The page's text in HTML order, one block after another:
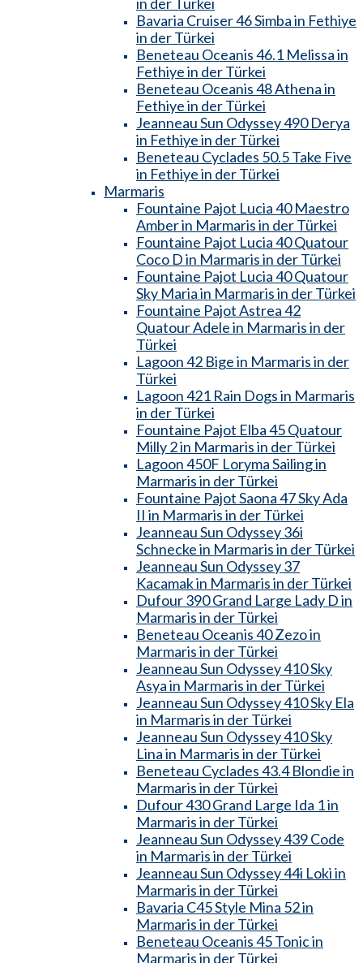
Bavaria Cruiser 46 Simba in Fethiye
in der Türkei
Beneteau Oceanis 46.1 Melissa in
Fethiye in der Türkei
Beneteau Oceanis 48 Athena in
Fethiye in der Türkei
Jeanneau Sun Odyssey 490 Derya
in Fethiye in der Türkei
Beneteau Cyclades 50.5 Take Five
in Fethiye in der Türkei
Marmaris
Fountaine Pajot Lucia 40 Maestro
Amber in Marmaris in der Türkei
Fountaine Pajot Lucia 40 Quatour
Coco D in Marmaris in der Türkei
Fountaine Pajot Lucia 40 Quatour
Sky Maria in Marmaris in der Türkei
Fountaine Pajot Astrea 42
Quatour Adele in Marmaris in der
Türkei
Lagoon 42 Bige in Marmaris in der
Türkei
Lagoon 421 Rain Dogs in Marmaris
in der Türkei
Fountaine Pajot Elba 45 Quatour
Milly 2 in Marmaris in der Türkei
Lagoon 450F Loryma Sailing in
Marmaris in der Türkei
Fountaine Pajot Saona 47 Sky Ada
II in Marmaris in der Türkei
Jeanneau Sun Odyssey 36i
Schnecke in Marmaris in der Türkei
Jeanneau Sun Odyssey 37
Kacamak in Marmaris in der Türkei
Dufour 390 Grand Large Lady D in
Marmaris in der Türkei
Beneteau Oceanis 40 Zezo in
Marmaris in der Türkei
Jeanneau Sun Odyssey 410 Sky
Asya in Marmaris in der Türkei
Jeanneau Sun Odyssey 410 Sky Ela
in Marmaris in der Türkei
Jeanneau Sun Odyssey 410 Sky
Lina in Marmaris in der Türkei
Beneteau Cyclades 43.4 Blondie in
Marmaris in der Türkei
Dufour 430 Grand Large Ida 1 in
Marmaris in der Türkei
Jeanneau Sun Odyssey 439 Code
in Marmaris in der Türkei
Jeanneau Sun Odyssey 44i Loki in
Marmaris in der Türkei
Bavaria C45 Style Mina 52 in
Marmaris in der Türkei
Beneteau Oceanis 45 Tonic in
Marmaris in der Türkei